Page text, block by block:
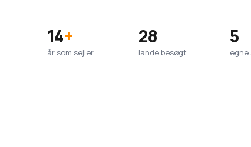
14+
år som sejler
28
lande besøgt
5
egne